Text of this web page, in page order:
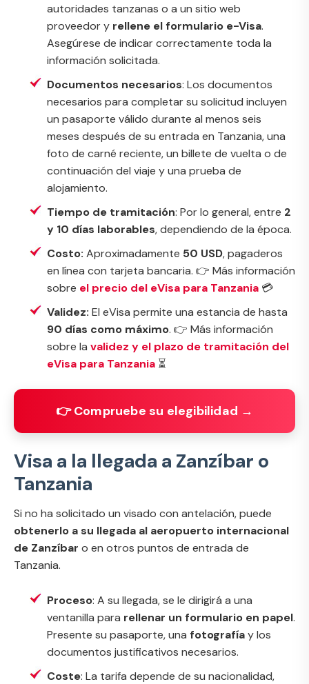
autoridades tanzanas o a un sitio web
proveedor y rellene el formulario e-Visa.
Asegúrese de indicar correctamente toda la
información solicitada.
Documentos necesarios: Los documentos
necesarios para completar su solicitud incluyen
un pasaporte válido durante al menos seis
meses después de su entrada en Tanzania, una
foto de carné reciente, un billete de vuelta o de
continuación del viaje y una prueba de
alojamiento.
Tiempo de tramitación: Por lo general, entre 2
y 10 días laborables, dependiendo de la época.
Costo: Aproximadamente 50 USD, pagaderos
en línea con tarjeta bancaria. 👉 Más información
sobre el precio del eVisa para Tanzania 💳
Validez: El eVisa permite una estancia de hasta
90 días como máximo. 👉 Más información
sobre la validez y el plazo de tramitación del
eVisa para Tanzania ⏳
👉 Compruebe su elegibilidad →
Visa a la llegada a Zanzíbar o
Tanzania
Si no ha solicitado un visado con antelación, puede
obtenerlo a su llegada al aeropuerto internacional
de Zanzíbar o en otros puntos de entrada de
Tanzania.
Proceso: A su llegada, se le dirigirá a una
ventanilla para rellenar un formulario en papel.
Presente su pasaporte, una fotografíay los
documentos justificativos necesarios.
Coste: La tarifa depende de su nacionalidad,